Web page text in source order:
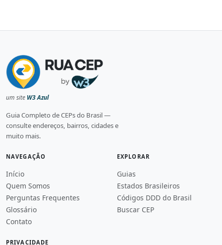
um site W3 Azul
Guia Completo de CEPs do Brasil —
consulte endereços, bairros, cidades e
muito mais.
NAVEGAÇÃO
Início
Quem Somos
Perguntas Frequentes
Glossário
Contato
EXPLORAR
Guias
Estados Brasileiros
Códigos DDD do Brasil
Buscar CEP
PRIVACIDADE